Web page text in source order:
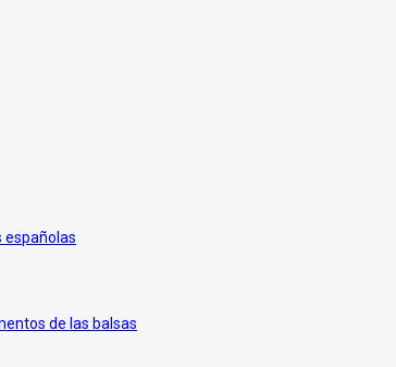
españolas
de las balsas